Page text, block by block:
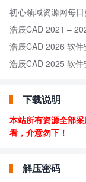
初心领域资源网每
浩辰CAD 2021 –
浩辰CAD 2026 软
浩辰CAD 2025 软
下载说明
本站所有资源全部
看，介意勿下！
解压密码